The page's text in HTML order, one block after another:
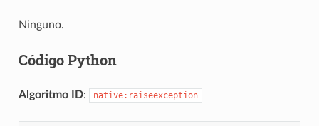
Ninguno.
Código Python
Algoritmo ID: native:raiseexception